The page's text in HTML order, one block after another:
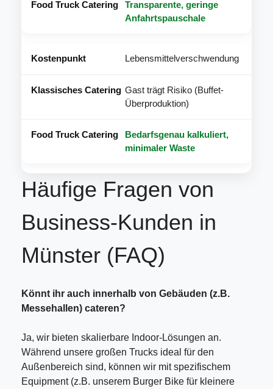
Transparente, geringe
Anfahrtspauschale
Lebensmittelverschwendung
Gast trägt Risiko (Buffet-
Überproduktion)
Bedarfsgenau kalkuliert,
minimaler Waste
Häufige Fragen von
Business-Kunden in
Münster (FAQ)
Könnt ihr auch innerhalb von Gebäuden (z.B.
Messehallen) cateren?
Ja, wir bieten skalierbare Indoor-Lösungen an.
Während unsere großen Trucks ideal für den
Außenbereich sind, können wir mit spezifischem
Equipment (z.B. unserem Burger Bike für kleinere